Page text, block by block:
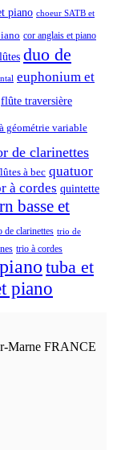
piano choeur SATB et
cor anglais et piano
duo de
euphonium et
flûte traversière
géométrie variable
de clarinettes
à bec quatuor
à cordes quintette
basse et
de clarinettes trio de
trio à cordes
tuba et
piano
Marne FRANCE